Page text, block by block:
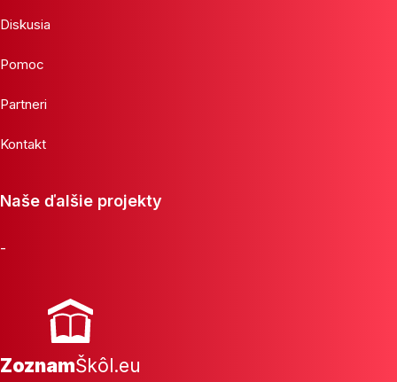
Diskusia
Pomoc
Partneri
Kontakt
Naše ďalšie projekty
-
ZoznamŠkôl.eu